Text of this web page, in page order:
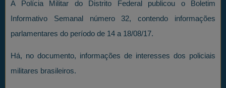
A Polícia Militar do Distrito Federal publicou o Boletim
Informativo Semanal número 32, contendo informações
parlamentares do período de 14 a 18/08/17.
Há, no documento, informações de interesses dos policiais
militares brasileiros.